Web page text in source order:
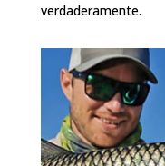
verdaderamente.